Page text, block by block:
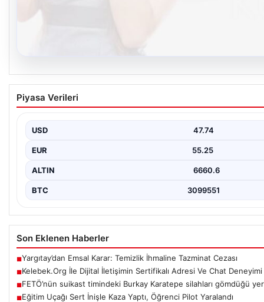
Kelebek.Org İle Dijital İletişimin Sertifikalı
Sanal dünyasında kullanıcıların güvenli bir tarzda iletişim
Piyasa Verileri
USD 47.74
EUR 55.25
ALTIN 6660.6
BTC 3099551
Son Eklenen Haberler
■Yargıtay’dan Emsal Karar: Temizlik İhmaline Tazminat Cezası
■Kelebek.Org İle Dijital İletişimin Sertifikalı Adresi Ve Chat Deneyimi
■FETÖ’nün suikast timindeki Burkay Karatepe silahları gömdüğü
■Eğitim Uçağı Sert İnişle Kaza Yaptı, Öğrenci Pilot Yaralandı